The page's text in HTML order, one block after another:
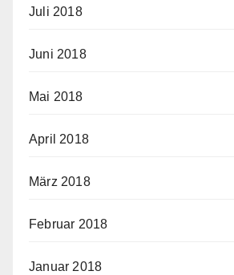
Juli 2018
Juni 2018
Mai 2018
April 2018
März 2018
Februar 2018
Januar 2018